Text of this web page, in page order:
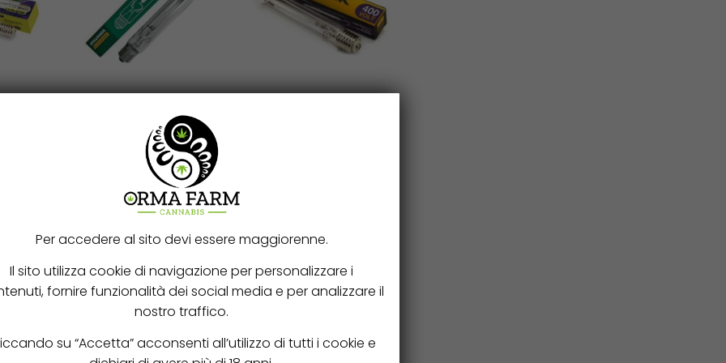
–
SHP-TS- Fioritura
- 37,60€
Aggiungi al
Per accedere al sito devi essere maggiorenne.
Il sito utilizza cookie di navigazione per personalizzare i
fornire funzionalità dei social media e per analizzare il
nostro traffico.
su “Accetta” acconsenti all’utilizzo di tutti i cookie e